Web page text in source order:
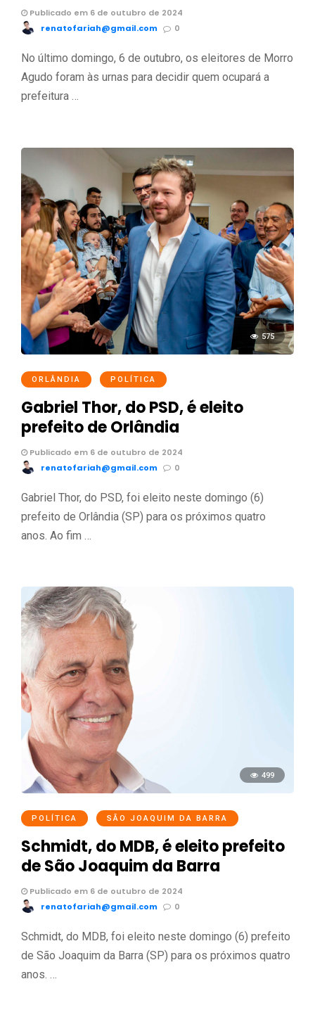
Publicado em 6 de outubro de 2024
renatofariah@gmail.com
0
No último domingo, 6 de outubro, os eleitores de Morro
Agudo foram às urnas para decidir quem ocupará a
prefeitura …
575
ORLÂNDIA POLÍTICA
Gabriel Thor, do PSD, é eleito
prefeito de Orlândia
Publicado em 6 de outubro de 2024
renatofariah@gmail.com
0
Gabriel Thor, do PSD, foi eleito neste domingo (6)
prefeito de Orlândia (SP) para os próximos quatro
anos. Ao fim …
499
POLÍTICA SÃO JOAQUIM DA BARRA
Schmidt, do MDB, é eleito prefeito
de São Joaquim da Barra
Publicado em 6 de outubro de 2024
renatofariah@gmail.com
0
Schmidt, do MDB, foi eleito neste domingo (6) prefeito
de São Joaquim da Barra (SP) para os próximos quatro
anos. …